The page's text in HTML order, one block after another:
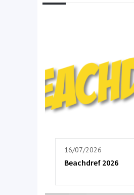
16/07/2026
Beachdref 2026